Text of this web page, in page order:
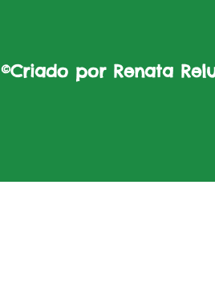
©Criado por Renata